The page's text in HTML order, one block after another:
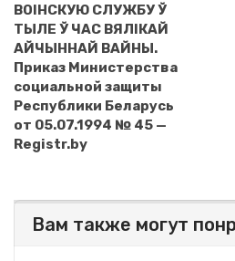
ВОIНСКУЮ СЛУЖБУ Ў
ТЫЛЕ Ў ЧАС ВЯЛIКАЙ
АЙЧЫННАЙ ВАЙНЫ.
Приказ Министерства
социальной защиты
Республики Беларусь
от 05.07.1994 № 45 —
Registr.by
Вам также могут